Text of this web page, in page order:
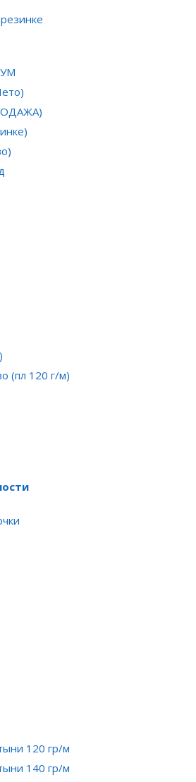
(пл 120 г/м)
120 гр/м
140 гр/м